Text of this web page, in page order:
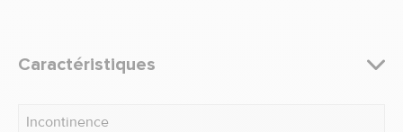
Caractéristiques
Incontinence